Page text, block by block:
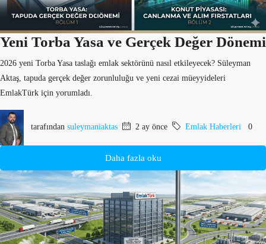
Yeni Torba Yasa ve Gerçek Değer Dönemi
2026 yeni Torba Yasa taslağı emlak sektörünü nasıl etkileyecek? Süleyman
Aktaş, tapuda gerçek değer zorunluluğu ve yeni cezai müeyyideleri
EmlakTürk için yorumladı.
tarafından suleymaniaktas 2 ay önce Emlak Haberleri 0
Daha fazla oku